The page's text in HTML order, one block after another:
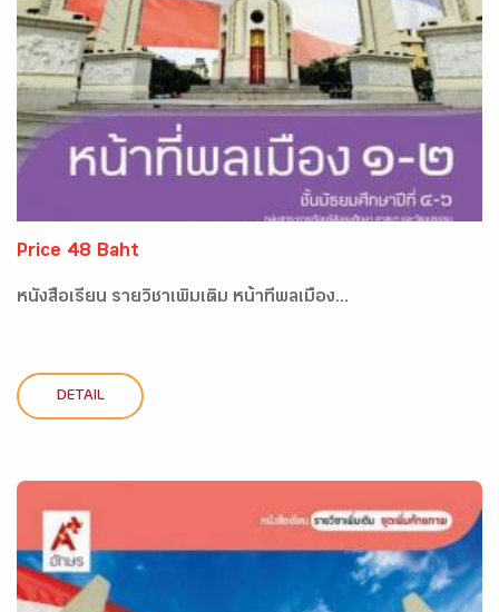
Price 48 Baht
หนังสือเรียน รายวิชาเพิ่มเติม หน้าที่พลเมือง...
DETAIL